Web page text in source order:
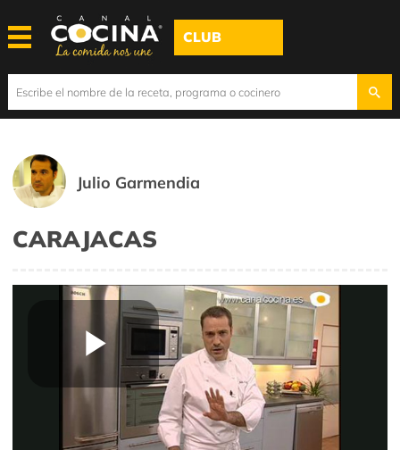
CLUB
Julio Garmendia
CARAJACAS
Play